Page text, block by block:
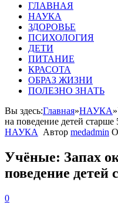
ГЛАВНАЯ
НАУКА
ЗДОРОВЬЕ
ПСИХОЛОГИЯ
ДЕТИ
ПИТАНИЕ
КРАСОТА
ОБРАЗ ЖИЗНИ
ПОЛЕЗНО ЗНАТЬ
Вы здесь:Главная»НАУКА»
на поведение детей старше
НАУКА
Автор medadmin
Учёные: Запах
поведение детей
0